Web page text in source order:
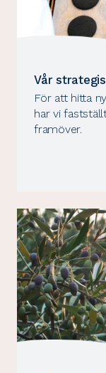
Vår
För att hitta
har vi
framöver.